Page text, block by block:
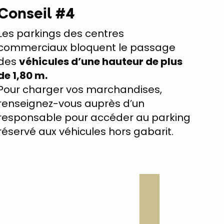
#4
parkings des centres
bloquent le passage
véhicules d’une hauteur de plus
1,80 m.
charger vos marchandises,
vous auprès d’un
pour accéder au parking
aux véhicules hors gabarit.